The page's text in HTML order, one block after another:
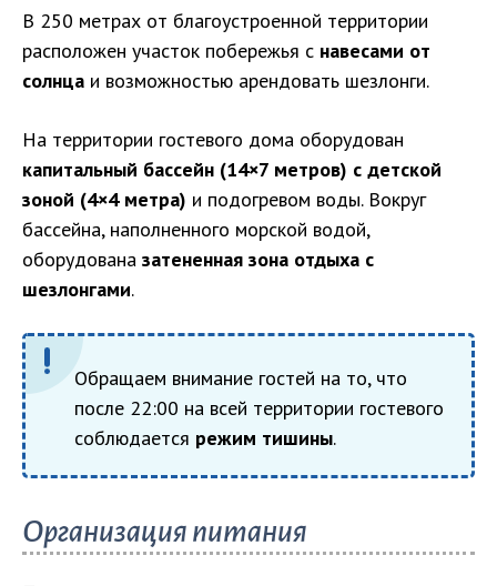
В 250 метрах от благоустроенной территории
расположен участок побережья с навесами от
солнца и возможностью арендовать шезлонги.
На территории гостевого дома оборудован
капитальный бассейн (14×7 метров) с детской
зоной (4×4 метра) и подогревом воды. Вокруг
бассейна, наполненного морской водой,
оборудована затененная зона отдыха с
шезлонгами.
Обращаем внимание гостей на то, что
после 22:00 на всей территории гостевого
соблюдается режим тишины.
Организация питания